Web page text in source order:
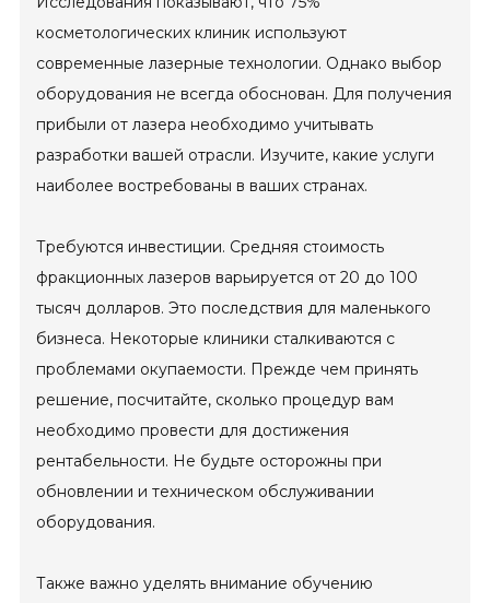
косметологических клиник используют
современные лазерные технологии. Однако выбор
оборудования не всегда обоснован. Для получения
прибыли от лазера необходимо учитывать
разработки вашей отрасли. Изучите, какие услуги
наиболее востребованы в ваших странах.
Требуются инвестиции. Средняя стоимость
фракционных лазеров варьируется от 20 до 100
тысяч долларов. Это последствия для маленького
бизнеса. Некоторые клиники сталкиваются с
проблемами окупаемости. Прежде чем принять
решение, посчитайте, сколько процедур вам
необходимо провести для достижения
рентабельности. Не будьте осторожны при
обновлении и техническом обслуживании
оборудования.
Также важно уделять внимание обучению